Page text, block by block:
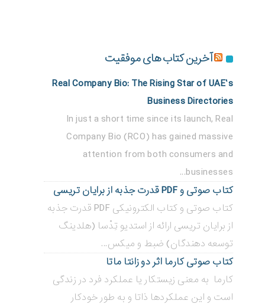
آخرین کتاب های موفقیت
Real Company Bio: The Rising Star of UAE’s
Business Directories
In just a short time since its launch, Real
Company Bio (RCO) has gained massive
attention from both consumers and
businesses...
کتاب صوتی و PDF قدرت جذبه از برایان تریسی
کتاب صوتی و کتاب الکترونیکی PDF قدرت جذبه
از برایان تریسی ارائه از استدیو تِدْسا (هلدینگ
توسعه دهندگان) ضبط و میکس...
کتاب صوتی کارما اثر دو زانتا ماتا
کارما به معنی زیستکار یا عملکرد فرد در زندگی
است و این عملکردها ذاتا و به طور خودکار